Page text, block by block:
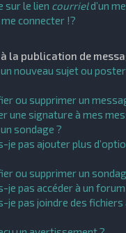
sur le lien courrield’un
connecter !?
la publication de
nouveau sujet ou
ou supprimer un
une signature à mes
sondage ?
je pas ajouter plus
ou supprimer un
je pas accéder à un forum
je pas joindre des fichiers